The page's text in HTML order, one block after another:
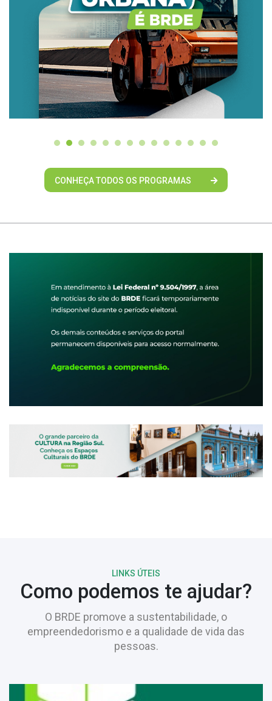
CONHEÇA TODOS OS PROGRAMAS
LINKS ÚTEIS
Como podemos te ajudar?
O BRDE promove a sustentabilidade, o
empreendedorismo e a qualidade de vida das
pessoas.